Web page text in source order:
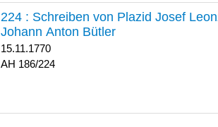
224 : Schreiben von Plazid Josef
Johann Anton Bütler
15.11.1770
186/224